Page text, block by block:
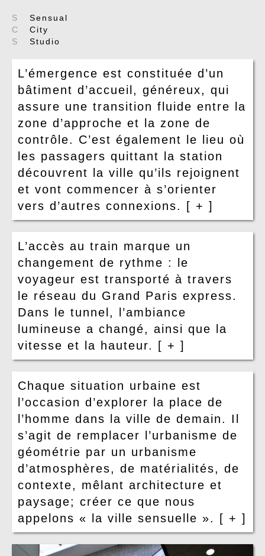
S
C
S
Sensual
City
Studio
L’émergence est constituée d’un
bâtiment d’accueil, généreux, qui
assure une transition fluide entre la
zone d’approche et la zone de
contrôle. C’est également le lieu où
les passagers quittant la station
découvrent la ville qu’ils rejoignent
et vont commencer à s’orienter
vers d’autres connexions.
[ + ]
L’accès au train marque un
changement de rythme : le
voyageur est transporté à travers
le réseau du Grand Paris express.
Dans le tunnel, l’ambiance
lumineuse a changé, ainsi que la
vitesse et la hauteur.
[ + ]
Chaque situation urbaine est
l’occasion d’explorer la place de
l’homme dans la ville de demain. Il
s’agit de remplacer l’urbanisme de
géométrie par un urbanisme
d’atmosphères, de matérialités, de
contexte, mêlant architecture et
paysage; créer ce que nous
appelons « la ville sensuelle ».
[ + ]